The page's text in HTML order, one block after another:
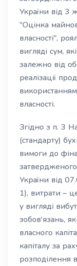
України від
"Оцінка
власності",
вигляді сум,
залежно від
реалізації
власності.
Згідно з п. 3
(стандарту)
вимоги до
України від
1), витрати –
у вигляді
зобов'язань,
власного
капіталу за
розподілення